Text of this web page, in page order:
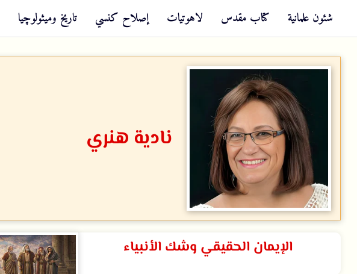
شئون علمانية كتاب مقدس لاهوتيات إصلاح كنسي تاريخ وميثولوچيا
نادية هنري
اﻹيمان الحقيقي وشك اﻷنبياء